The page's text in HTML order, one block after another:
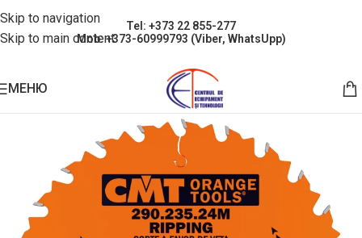
Skip to navigation
Skip to main content
Tel: +373 22 855-277
Mob: +373-60999793 (Viber, WhatsUpp)
МЕНЮ